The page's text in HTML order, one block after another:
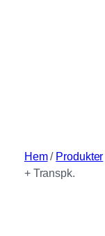
Hem/ Produkter
+ Transpk.